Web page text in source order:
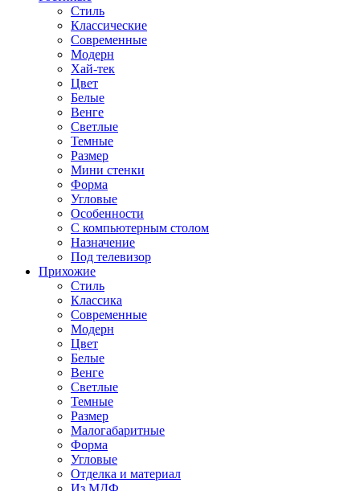
Стиль
Классические
Современные
Модерн
Хай-тек
Цвет
Белые
Венге
Светлые
Темные
Размер
Мини стенки
Форма
Угловые
Особенности
С компьютерным столом
Назначение
Под телевизор
Прихожие
Стиль
Классика
Современные
Модерн
Цвет
Белые
Венге
Светлые
Темные
Размер
Малогабаритные
Форма
Угловые
Отделка и материал
Из МДФ